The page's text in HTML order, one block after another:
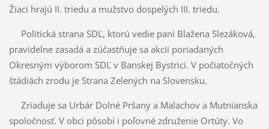
Žiaci hrajú II. triedu a mužstvo dospelých III. triedu.
Politická strana SDĽ, ktorú vedie pani Blažena Slezáková,
pravidelne zasadá a zúčastňuje sa akcií poriadaných
Okresným výborom SDĽ v Banskej Bystrici. V počiatočných
štádiách zrodu je Strana Zelených na Slovensku.
Zriaďuje sa Urbár Dolné Pršany a Malachov a Mutnianska
spoločnosť. V obci pôsobí i poľovné združenie Ortúty. Vo